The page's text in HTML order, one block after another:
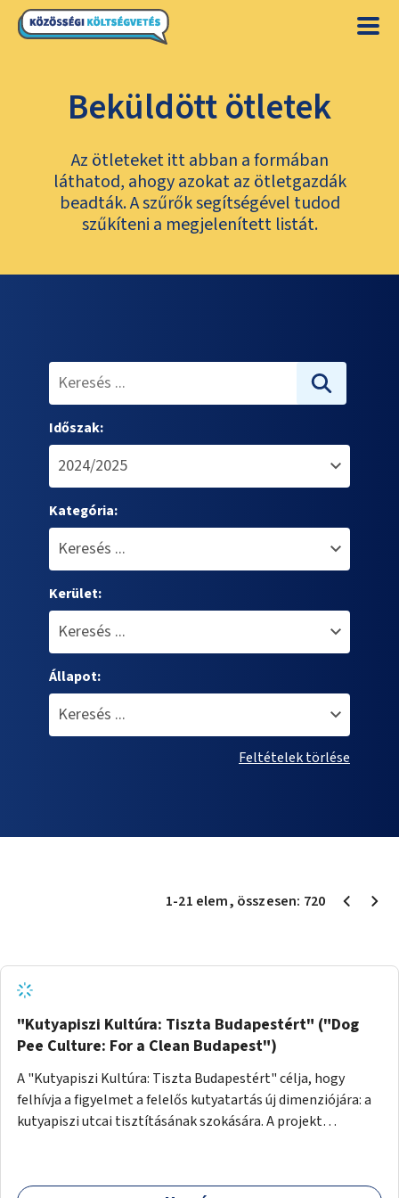
Beküldött ötletek
Az ötleteket itt abban a formában
láthatod, ahogy azokat az ötletgazdák
beadták. A szűrők segítségével tudod
szűkíteni a megjelenített listát.
Időszak:
Kategória:
Kerület:
Állapot:
Feltételek törlése
1-21 elem, összesen: 720
"Kutyapiszi Kultúra: Tiszta Budapestért" ("Dog
Pee Culture: For a Clean Budapest")
A "Kutyapiszi Kultúra: Tiszta Budapestért" célja, hogy
felhívja a figyelmet a felelős kutyatartás új dimenziójára: a
kutyapiszi utcai tisztításának szokására. A projekt
palack vízzel öblítsék le azt, ezzel hozzájárulva a tiszta,